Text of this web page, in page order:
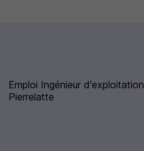
Emploi Ingénieur d'exploitation
Pierrelatte